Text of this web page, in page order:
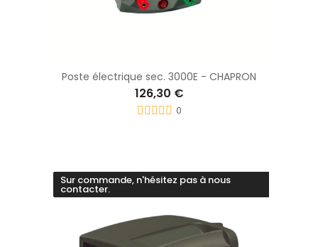
Poste électrique sec. 3000E - CHAPRON
126,30 €
0
Sur commande, n'hésitez pas à nous
contacter.